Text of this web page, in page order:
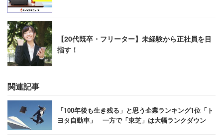
【20代既卒・フリーター】未経験から正社員を目
指す！
関連記事
「100年後も生き残る」と思う企業ランキング1位「ト
ヨタ自動車」 一方で「東芝」は大幅ランクダウン